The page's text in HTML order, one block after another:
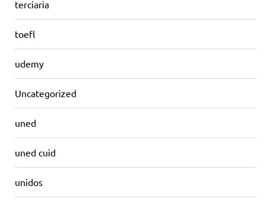
terciaria
toefl
udemy
Uncategorized
uned
uned cuid
unidos